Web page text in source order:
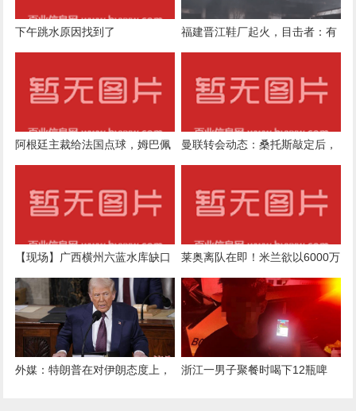
下午跳水原因找到了
福建晋江鞋厂起火，目击者：有
心”，工人基本是外地中年人；
一攀岩爱好者徒手爬楼，连救3
人
阿根廷主裁给法国点球，姆巴佩
梅西罚丢：VAR争议与战术解读
曼联转会动态：桑托斯敲定后，
元签约命运
【现场】广西横州六蓝水库缺口
千余村民被困山上：有婴儿发
烧，老人被蛇咬
莱奥离队在即！米兰欲以6000万
高价出售，未来成疑！
外媒：特朗普在对伊朗态度上，
浙江一男子聚餐时喝下12瓶啤